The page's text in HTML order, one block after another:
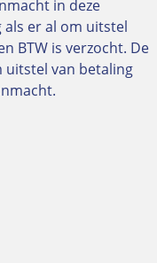
in deze
er al om uitstel
BTW is verzocht. De
uitstel van betaling